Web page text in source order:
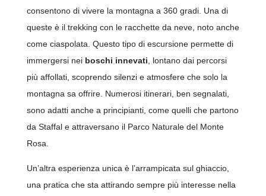
consentono di vivere la montagna a 360 gradi. Una di
queste è il trekking con le racchette da neve, noto anche
come ciaspolata. Questo tipo di escursione permette di
immergersi nei boschi innevati, lontano dai percorsi
più affollati, scoprendo silenzi e atmosfere che solo la
montagna sa offrire. Numerosi itinerari, ben segnalati,
sono adatti anche a principianti, come quelli che partono
da Staffal e attraversano il Parco Naturale del Monte
Rosa.
Un’altra esperienza unica è l’arrampicata sul ghiaccio,
una pratica che sta attirando sempre più interesse nella